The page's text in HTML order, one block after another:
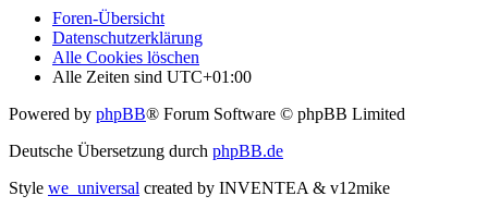
Foren-Übersicht
Datenschutzerklärung
Alle Cookies löschen
Alle Zeiten sind UTC+01:00
Powered by phpBB® Forum Software © phpBB Limited
Deutsche Übersetzung durch phpBB.de
Style we_universal created by INVENTEA & v12mike